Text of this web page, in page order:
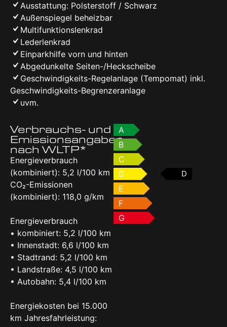
Ausstattung: Polsterstoff / Schwarz
Außenspiegel beheizbar
Multifunktionslenkrad
Lederlenkrad
Einparkhilfe vorn und hinten
Abgedunkelte Seiten-/Heckscheibe
Geschwindigkeits-Regelanlage (Tempomat) inkl.
Geschwindigkeits-Begrenzeranlage
uvm.
Verbrauchs- und
Emissionsangaben
nach WLTP*
Energieverbrauch
(kombiniert): 5,2 l/100 km
CO₂-Emissionen
(kombiniert): 118,0 g/km
Energieverbrauch
• kombiniert: 5,2 l/100 km
• Innenstadt: 6,6 l/100 km
• Stadtrand: 5,2 l/100 km
• Landstraße: 4,5 l/100 km
• Autobahn: 5,4 l/100 km
Energiekosten bei 15.000
km Jahresfahrleistung:
A
B
C
D
D
E
F
G